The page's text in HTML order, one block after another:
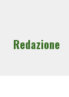
Redazione